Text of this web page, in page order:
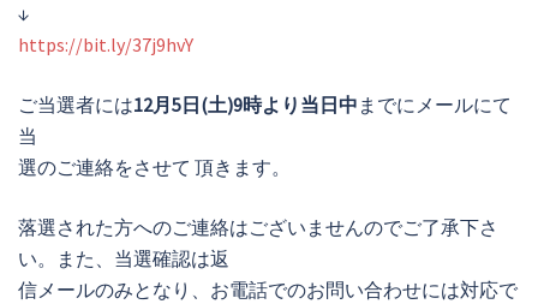
↓
https://bit.ly/37j9hvY
ご当選者には12月5日(土)9時より当日中 までにメールにて
当
選のご連絡をさせて 頂きます。
落選された方へのご連絡はございませんのでご了承下さ
い。また、当選確認は返
信メールのみとなり、お電話でのお問い合わせには対応で